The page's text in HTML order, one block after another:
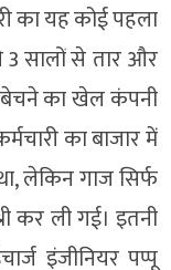
का यह कोई पहला
3 सालों से तार और
का खेल कंपनी
का बाजार में
लेकिन गाज सिर्फ
कर ली गई। इतनी
इंजीनियर पप्पू